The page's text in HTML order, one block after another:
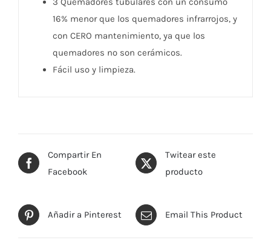
16% menor que los quemadores infrarrojos, y
con CERO mantenimiento, ya que los
quemadores no son cerámicos.
Fácil uso y limpieza.
Compartir En
Facebook
Twitear este
producto
Añadir a Pinterest Email This Product